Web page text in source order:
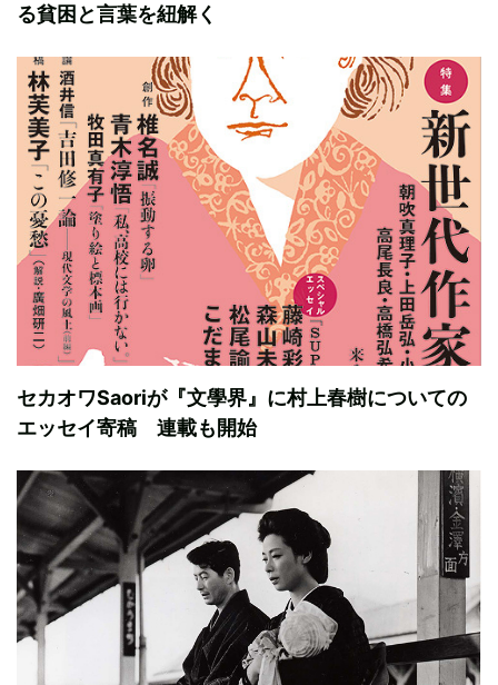
る貧困と言葉を紐解く
セカオワSaoriが『文學界』に村上春樹についての
エッセイ寄稿 連載も開始